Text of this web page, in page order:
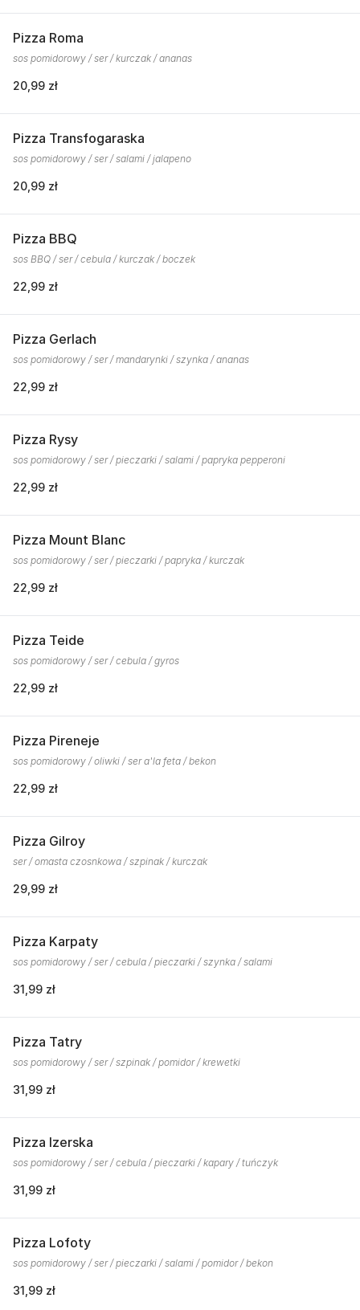
Pizza Roma
sos pomidorowy / ser / kurczak / ananas
20,99 zł
Pizza Transfogaraska
sos pomidorowy / ser / salami / jalapeno
20,99 zł
Pizza BBQ
sos BBQ / ser / cebula / kurczak / boczek
22,99 zł
Pizza Gerlach
sos pomidorowy / ser / mandarynki / szynka / ananas
22,99 zł
Pizza Rysy
sos pomidorowy / ser / pieczarki / salami / papryka pepperoni
22,99 zł
Pizza Mount Blanc
sos pomidorowy / ser / pieczarki / papryka / kurczak
22,99 zł
Pizza Teide
sos pomidorowy / ser / cebula / gyros
22,99 zł
Pizza Pireneje
sos pomidorowy / oliwki / ser a'la feta / bekon
22,99 zł
Pizza Gilroy
ser / omasta czosnkowa / szpinak / kurczak
29,99 zł
Pizza Karpaty
sos pomidorowy / ser / cebula / pieczarki / szynka / salami
31,99 zł
Pizza Tatry
sos pomidorowy / ser / szpinak / pomidor / krewetki
31,99 zł
Pizza Izerska
sos pomidorowy / ser / cebula / pieczarki / kapary / tuńczyk
31,99 zł
Pizza Lofoty
sos pomidorowy / ser / pieczarki / salami / pomidor / bekon
31,99 zł